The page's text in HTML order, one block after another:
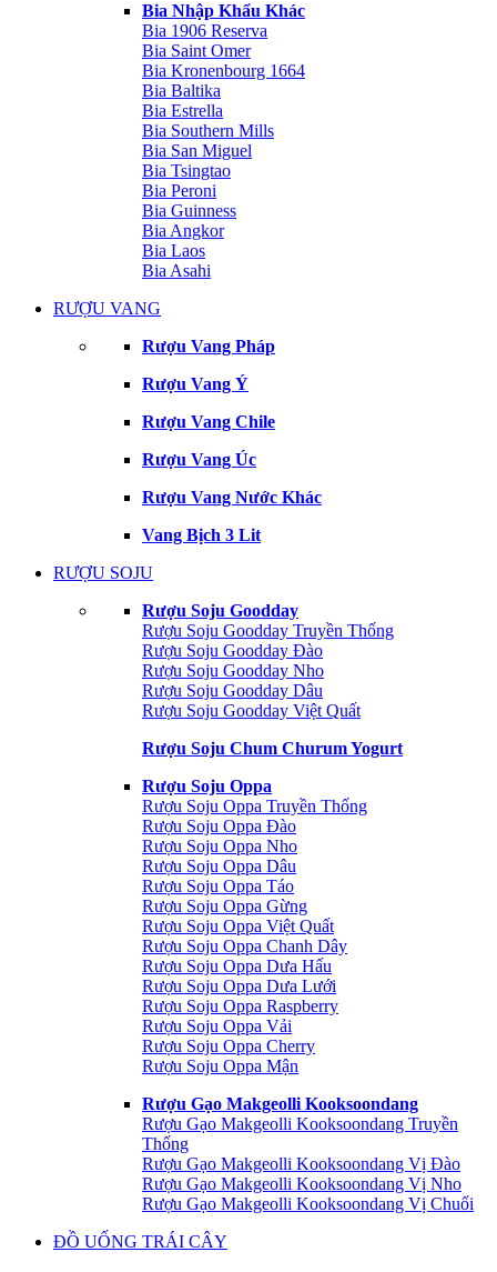
Bia Nhập Khẩu Khác
Bia 1906 Reserva
Bia Saint Omer
Bia Kronenbourg 1664
Bia Baltika
Bia Estrella
Bia Southern Mills
Bia San Miguel
Bia Tsingtao
Bia Peroni
Bia Guinness
Bia Angkor
Bia Laos
Bia Asahi
RƯỢU VANG
Rượu Vang Pháp
Rượu Vang Ý
Rượu Vang Chile
Rượu Vang Úc
Rượu Vang Nước Khác
Vang Bịch 3 Lit
RƯỢU SOJU
Rượu Soju Goodday
Rượu Soju Goodday Truyền Thống
Rượu Soju Goodday Đào
Rượu Soju Goodday Nho
Rượu Soju Goodday Dâu
Rượu Soju Goodday Việt Quất
Rượu Soju Chum Churum Yogurt
Rượu Soju Oppa
Rượu Soju Oppa Truyền Thống
Rượu Soju Oppa Đào
Rượu Soju Oppa Nho
Rượu Soju Oppa Dâu
Rượu Soju Oppa Táo
Rượu Soju Oppa Gừng
Rượu Soju Oppa Việt Quất
Rượu Soju Oppa Chanh Dây
Rượu Soju Oppa Dưa Hấu
Rượu Soju Oppa Dưa Lưới
Rượu Soju Oppa Raspberry
Rượu Soju Oppa Vải
Rượu Soju Oppa Cherry
Rượu Soju Oppa Mận
Rượu Gạo Makgeolli Kooksoondang
Rượu Gạo Makgeolli Kooksoondang Truyền
Thống
Rượu Gạo Makgeolli Kooksoondang Vị Đào
Rượu Gạo Makgeolli Kooksoondang Vị Nho
Rượu Gạo Makgeolli Kooksoondang Vị Chuối
ĐỒ UỐNG TRÁI CÂY